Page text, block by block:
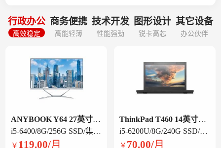
行政办公
高效稳定
商务便携
高能轻薄
技术开发
性能强劲
图形设计
锐卡高芯
其它设备
办公伙伴
ANYBOOK Y64 27英寸一体机
i5-6400/8G/256G SSD/集显/ 27英寸/白色
￥ 119.00/月
ThinkPad T460 14英寸笔记本电脑
i5-6200U/8G/240G SSD/集显/14英寸
￥ 70.00/月